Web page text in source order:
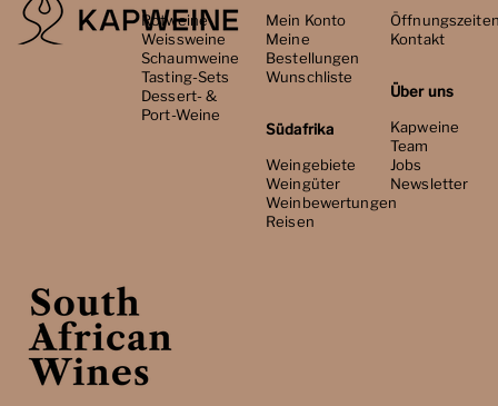
Rotweine
Weissweine
Schaumweine
Tasting-Sets
Dessert- &
Port-Weine
Mein Konto
Meine
Bestellungen
Wunschliste
Südafrika
Weingebiete
Weingüter
Weinbewertungen
Reisen
Kontakt
Über uns
Kapweine
Team
Jobs
Newsletter